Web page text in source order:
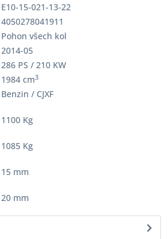
E10-15-021-13-22
4050278041911
Pohon všech kol
2014-05
286 PS / 210 KW
1984 cm3
Benzin / CJXF
1100 Kg
1085 Kg
15 mm
20 mm